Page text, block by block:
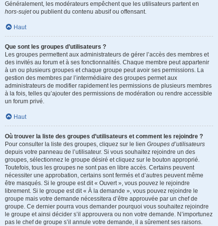
Généralement, les modérateurs empêchent que les utilisateurs partent en
hors-sujetou publient du contenu abusif ou offensant.
Haut
Que sont les groupes d’utilisateurs ?
Les groupes permettent aux administrateurs de gérer l’accès des membres et
des invités au forum et à ses fonctionnalités. Chaque membre peut appartenir
à un ou plusieurs groupes et chaque groupe peut avoir ses permissions. La
gestion des membres par l’intermédiaire des groupes permet aux
administrateurs de modifier rapidement les permissions de plusieurs membres
à la fois, telles qu’ajouter des permissions de modération ou rendre accessible
un forum privé.
Haut
Où trouver la liste des groupes d’utilisateurs et comment les rejoindre ?
Pour consulter la liste des groupes, cliquez sur le lien Groupes d’utilisateurs
depuis votre panneau de l’utilisateur. Si vous souhaitez rejoindre un des
groupes, sélectionnez le groupe désiré et cliquez sur le bouton approprié.
Toutefois, tous les groupes ne sont pas en libre accès. Certains peuvent
nécessiter une approbation, certains sont fermés et d’autres peuvent même
être masqués. Si le groupe est dit « Ouvert », vous pouvez le rejoindre
librement. Si le groupe est dit « À la demande », vous pouvez rejoindre le
groupe mais votre demande nécessitera d’être approuvée par un chef de
groupe. Ce dernier pourra vous demander pourquoi vous souhaitez rejoindre
le groupe et ainsi décider s’il approuvera ou non votre demande. N’importunez
pas le chef de groupe s’il annule votre demande, il a sûrement ses raisons.